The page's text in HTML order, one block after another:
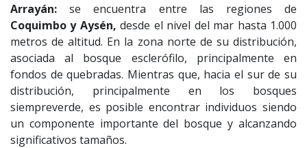
Arrayán: se encuentra entre las regiones de
Coquimbo y Aysén, desde el nivel del mar hasta 1.000
metros de altitud. En la zona norte de su distribución,
asociada al bosque esclerófilo, principalmente en
fondos de quebradas. Mientras que, hacia el sur de su
distribución, principalmente en los bosques
siempreverde, es posible encontrar individuos siendo
un componente importante del bosque y alcanzando
significativos tamaños.